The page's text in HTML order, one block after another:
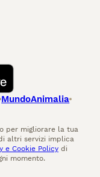
MundoAnimalia
per migliorare la tua
altri servizi implica
e Cookie Policy di
momento.